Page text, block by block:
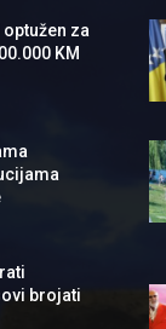
za
KM
brojati